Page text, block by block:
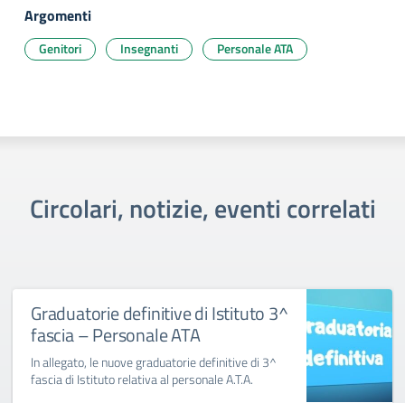
Argomenti
Genitori Insegnanti Personale ATA
Circolari, notizie, eventi correlati
Graduatorie definitive di Istituto 3^
fascia – Personale ATA
In allegato, le nuove graduatorie definitive di 3^
fascia di Istituto relativa al personale A.T.A.